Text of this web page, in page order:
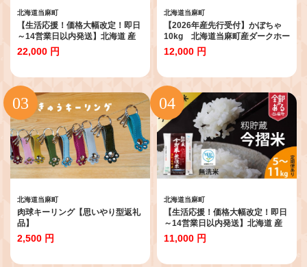
北海道当麻町
【生活応援！価格大幅改定！即日
～14営業日以内発送】北海道 産
地直送！ＪＡ当麻ブランド米 籾
貯蔵今摺米きたくりん無洗米 令
22,000 円
北海道当麻町
【2026年産先行受付】かぼちゃ
10kg 北海道当麻町産ダークホー
ス
12,000 円
北海道当麻町
肉球キーリング【思いやり型返礼
品】
2,500 円
北海道当麻町
【生活応援！価格大幅改定！即日
～14営業日以内発送】北海道 産
地直送！ＪＡ当麻ブランド米 籾
貯蔵今摺米きたくりん無洗米 令
11,000 円